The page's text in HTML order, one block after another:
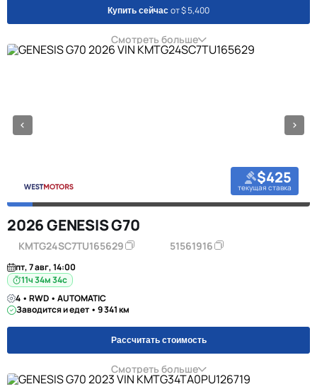
Купить сейчас от $ 5,400
Смотреть больше
$425
текущая ставка
2026 GENESIS G70
KMTG24SC7TU165629 51561916
пт, 7 авг, 14:00
11ч 34м 34с
4 • RWD • AUTOMATIC
Заводится и едет • 9 341 км
Рассчитать стоимость
Смотреть больше